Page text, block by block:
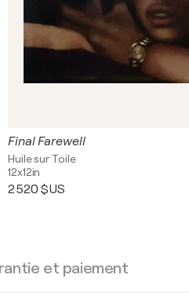
Final Farewell
Huile sur Toile
12x12in
2 520 $US
et paiement